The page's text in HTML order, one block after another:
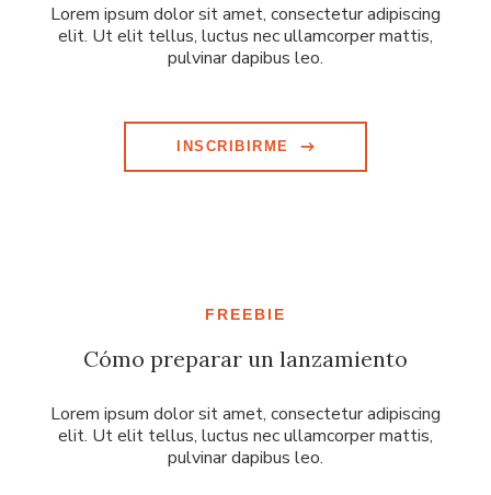
Lorem ipsum dolor sit amet, consectetur adipiscing
elit. Ut elit tellus, luctus nec ullamcorper mattis,
pulvinar dapibus leo.
INSCRIBIRME
FREEBIE
Cómo preparar un lanzamiento
Lorem ipsum dolor sit amet, consectetur adipiscing
elit. Ut elit tellus, luctus nec ullamcorper mattis,
pulvinar dapibus leo.